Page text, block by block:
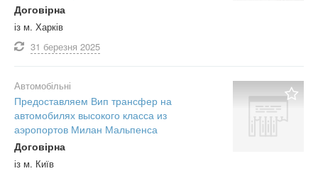
Договірна
із м. Харків
31 березня 2025
Автомобільні
Предоставляем Вип трансфер на
автомобилях высокого класса из
аэропортов Милан Мальпенса
Договірна
із м. Київ